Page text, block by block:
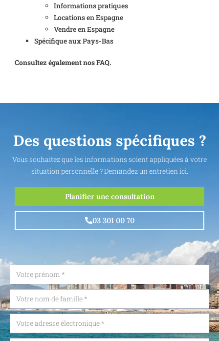
Informations pratiques
Locations en Espagne
Vendre en Espagne
Spécifique aux Pays-Bas
Consultez également nos FAQ.
Des questions spécifiques ?
Vous souhaitez que les informations soient appliquées à votre
situation personnelle ? Demandez un entretien ici.
Planifier une consultation
03 301 00 70